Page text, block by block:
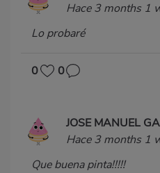
Hace 3 months 1
Lo probaré
0 0
JOSE MANUEL
Hace 3 months 1
Que buena pinta!!!!!